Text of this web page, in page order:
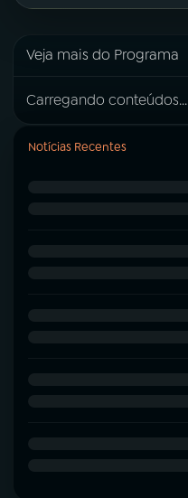
Veja mais do Programa
Carregando conteúdos...
Notícias Recentes